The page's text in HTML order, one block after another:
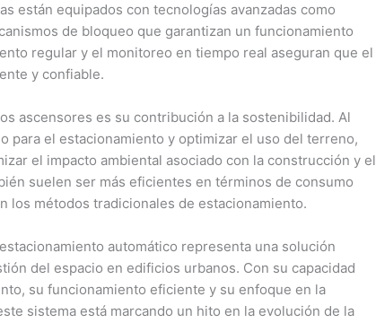
están equipados con tecnologías avanzadas como
de bloqueo que garantizan un funcionamiento
regular y el monitoreo en tiempo real aseguran que el
y confiable.
ascensores es su contribución a la sostenibilidad. Al
para el estacionamiento y optimizar el uso del terreno,
el impacto ambiental asociado con la construcción y el
suelen ser más eficientes en términos de consumo
los métodos tradicionales de estacionamiento.
automático representa una solución
del espacio en edificios urbanos. Con su capacidad
su funcionamiento eficiente y su enfoque en la
sistema está marcando un hito en la evolución de la